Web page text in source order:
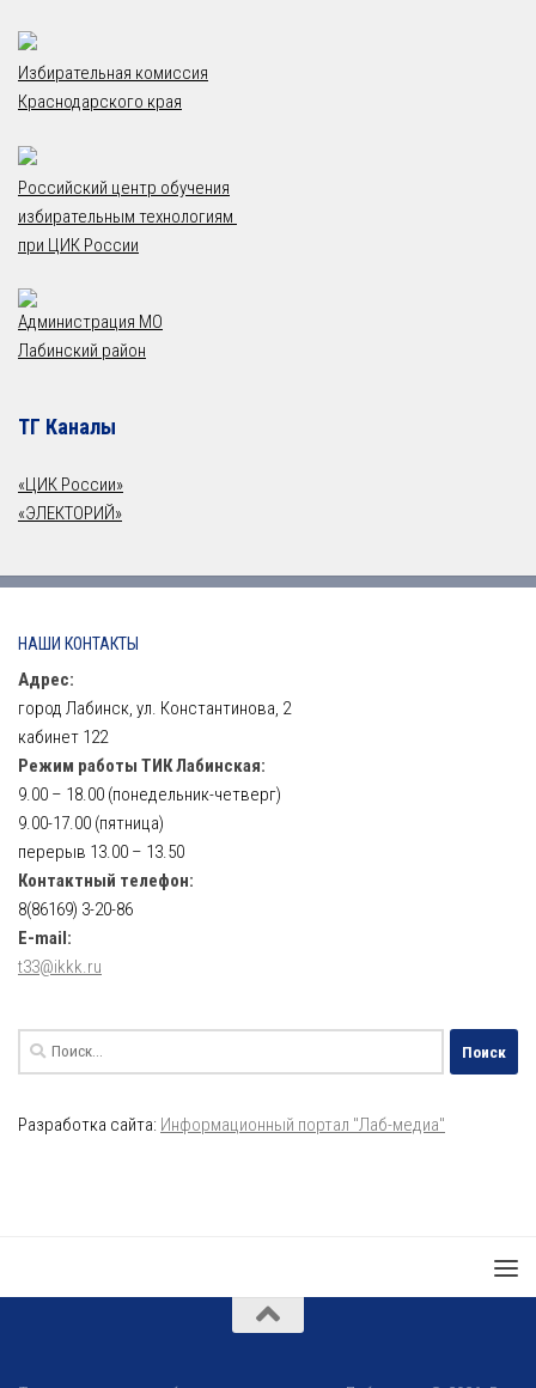
Избирательная комиссия
Краснодарского края
Российский центр обучения
избирательным технологиям
при ЦИК России
Администрация МО
Лабинский район
ТГ Каналы
«ЦИК России»
«ЭЛЕКТОРИЙ»
НАШИ КОНТАКТЫ
Адрес:
город Лабинск, ул. Константинова, 2
кабинет 122
Режим работы ТИК Лабинская:
9.00 – 18.00 (понедельник-четверг)
9.00-17.00 (пятница)
перерыв 13.00 – 13.50
Контактный телефон:
8(86169) 3-20-86
E-mail:
t33@ikkk.ru
Найти:
Разработка сайта: Информационный портал "Лаб-медиа"